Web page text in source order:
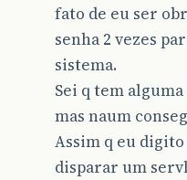
fato de eu ser
senha 2 vezes
sistema.
Sei q tem
mas naum
Assim q eu
disparar um